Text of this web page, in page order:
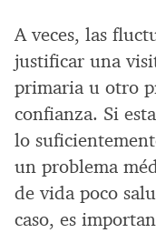
A veces, las
justificar una
primaria u otro
confianza. Si
lo
un problema
de vida poco
caso, es